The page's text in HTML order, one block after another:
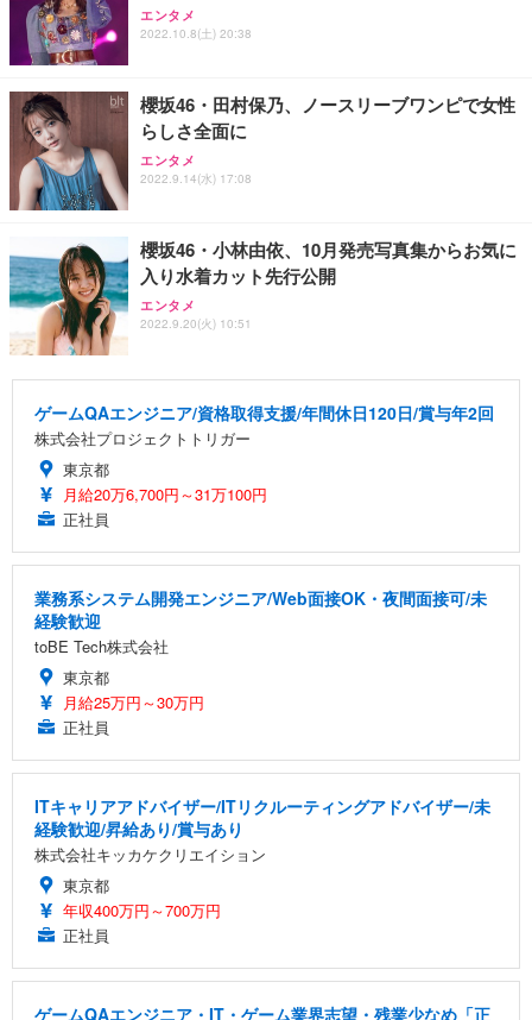
エンタメ
2022.10.8(土) 20:38
櫻坂46・田村保乃、ノースリーブワンピで女性
らしさ全面に
エンタメ
2022.9.14(水) 17:08
櫻坂46・小林由依、10月発売写真集からお気に
入り水着カット先行公開
エンタメ
2022.9.20(火) 10:51
ゲームQAエンジニア/資格取得支援/年間休日120日/賞与年2回
株式会社プロジェクトトリガー
東京都
月給20万6,700円～31万100円
正社員
業務系システム開発エンジニア/Web面接OK・夜間面接可/未
経験歓迎
toBE Tech株式会社
東京都
月給25万円～30万円
正社員
ITキャリアアドバイザー/ITリクルーティングアドバイザー/未
経験歓迎/昇給あり/賞与あり
株式会社キッカケクリエイション
東京都
年収400万円～700万円
正社員
ゲームQAエンジニア・IT・ゲーム業界志望・残業少なめ「正